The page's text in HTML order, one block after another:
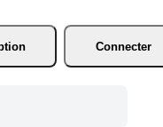
Connecter